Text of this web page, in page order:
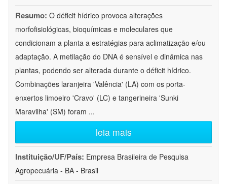
Resumo: O déficit hídrico provoca alterações
morfofisiológicas, bioquímicas e moleculares que
condicionam a planta a estratégias para aclimatização e/ou
adaptação. A metilação do DNA é sensível e dinâmica nas
plantas, podendo ser alterada durante o déficit hídrico.
Combinações laranjeira 'Valência' (LA) com os porta-
enxertos limoeiro 'Cravo' (LC) e tangerineira 'Sunki
Maravilha' (SM) foram ...
leia mais
Instituição/UF/País: Empresa Brasileira de Pesquisa
Agropecuária - BA - Brasil